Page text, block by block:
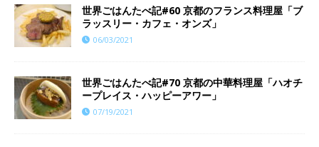
世界ごはんたべ記#60 京都のフランス料理屋「ブ
ラッスリー・カフェ・オンズ」
06/03/2021
世界ごはんたべ記#70 京都の中華料理屋「ハオチ
ープレイス・ハッピーアワー」
07/19/2021